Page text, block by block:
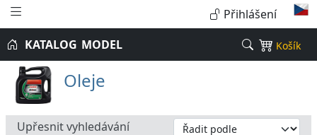
Přihlášení
KATALOG MODEL Košík
Oleje
Upřesnit vyhledávání